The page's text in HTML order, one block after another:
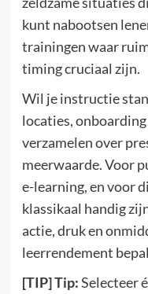
kunt nabootsen
trainingen waar
timing cruciaal zijn.
Wil je instructie
locaties,
verzamelen over
meerwaarde. Voor
e-learning, en voor
klassikaal handig
actie, druk en
leerrendement
[TIP] Tip:Selecteer